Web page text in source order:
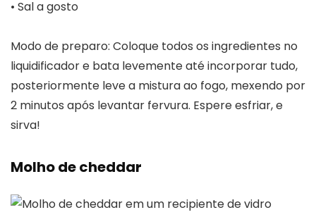
• Sal a gosto
Modo de preparo: Coloque todos os ingredientes no
liquidificador e bata levemente até incorporar tudo,
posteriormente leve a mistura ao fogo, mexendo por
2 minutos após levantar fervura. Espere esfriar, e
sirva!
Molho de cheddar